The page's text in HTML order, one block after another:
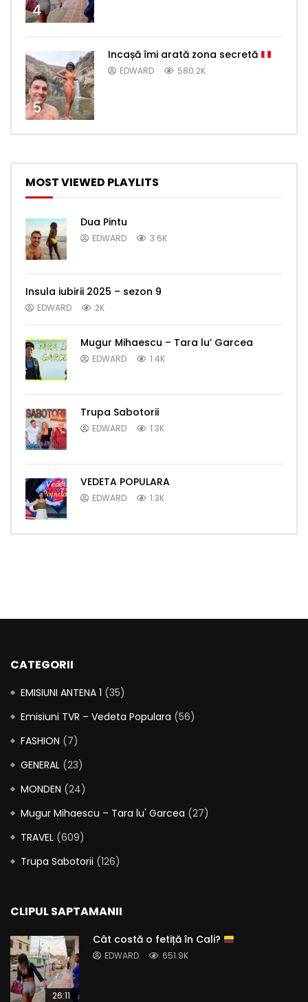
4
5
Incașă îmi arată zona secretă
EDWARD 580.2K
MOST VIEWED PLAYLITS
Dua Pintu
EDWARD 3.6K
Insula iubirii 2025 – sezon 9
EDWARD 2K
Mugur Mihaescu – Tara lu’ Garcea
EDWARD 1.4K
Trupa Sabotorii
EDWARD 1.3K
VEDETA POPULARA
EDWARD 1.3K
CATEGORII
EMISIUNI ANTENA 1 (35)
Emisiuni TVR – Vedeta Populara (56)
FASHION (7)
GENERAL (23)
MONDEN (24)
Mugur Mihaescu – Tara lu' Garcea (27)
TRAVEL (609)
Trupa Sabotorii (126)
CLIPUL SAPTAMANII
26:11
Cât costă o fetiță în Cali?
EDWARD 651.9K